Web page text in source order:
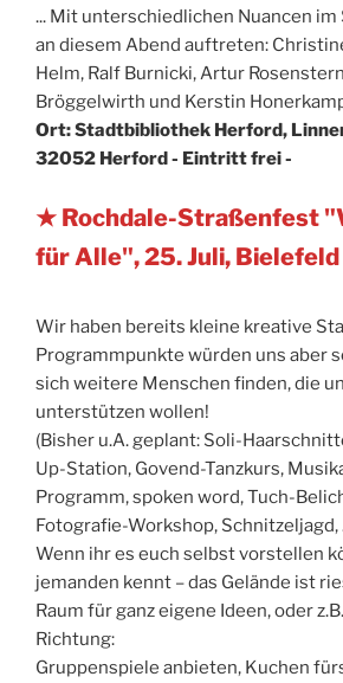
... Mit unterschiedlichen Nuancen
an diesem Abend auftreten:
Helm, Ralf Burnicki, Artur
Bröggelwirth und Kerstin
Ort: Stadtbibliothek Herford,
32052 Herford - Eintritt frei -
★ Rochdale-Straßenfest
für Alle", 25. Juli, Bielefeld
Wir haben bereits kleine kreative
Programmpunkte würden uns aber
sich weitere Menschen finden, die
unterstützen wollen!
(Bisher u.A. geplant: Soli-
Up-Station, Govend-Tanzkurs,
Programm, spoken word, Tuch-
Fotografie-Workshop, Schnitzeljagd,
Wenn ihr es euch selbst vorstellen
jemanden kennt – das Gelände ist
Raum für ganz eigene Ideen, oder
Richtung:
Gruppenspiele anbieten, Kuchen